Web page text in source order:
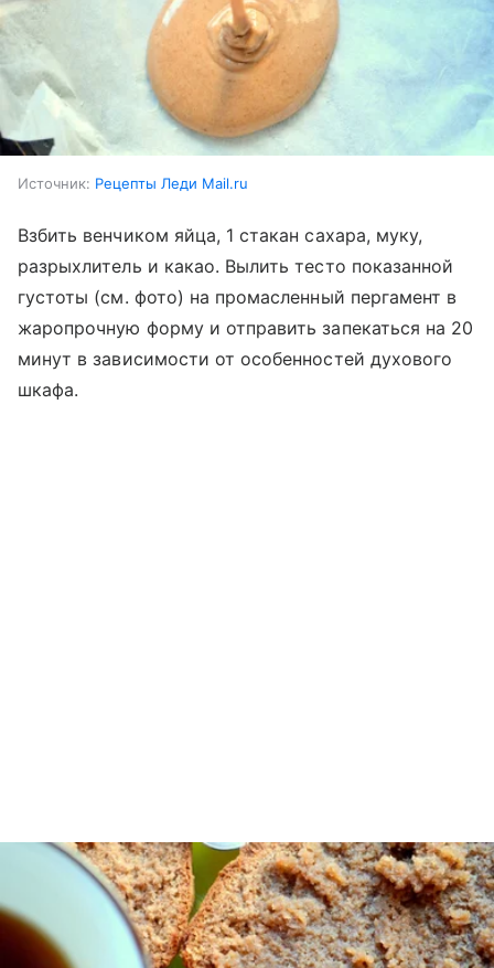
Источник: Рецепты Леди Mail.ru
Взбить венчиком яйца, 1 стакан сахара, муку,
разрыхлитель и какао. Вылить тесто показанной
густоты (см. фото) на промасленный пергамент в
жаропрочную форму и отправить запекаться на 20
минут в зависимости от особенностей духового
шкафа.